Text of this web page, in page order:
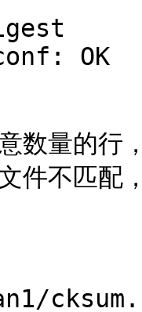
OK
数量的
件不匹